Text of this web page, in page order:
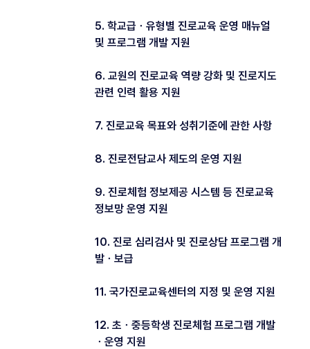
5. 학교급ㆍ유형별 진로교육 운영 매뉴얼
및 프로그램 개발 지원
6. 교원의 진로교육 역량 강화 및 진로지도
관련 인력 활용 지원
7. 진로교육 목표와 성취기준에 관한 사항
8. 진로전담교사 제도의 운영 지원
9. 진로체험 정보제공 시스템 등 진로교육
정보망 운영 지원
10. 진로 심리검사 및 진로상담 프로그램 개
발ㆍ보급
11. 국가진로교육센터의 지정 및 운영 지원
12. 초ㆍ중등학생 진로체험 프로그램 개발
ㆍ운영 지원